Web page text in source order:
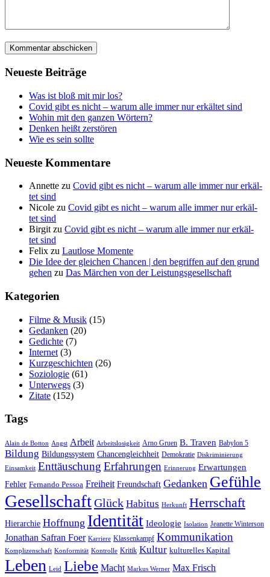
Neu­es­te Beiträge
Was ist bloß mit mir los?
Covid gibt es nicht – war­um alle immer nur erkäl­tet sind
Wohin mit den gan­zen Wörtern?
Den­ken heißt zerstören
Wie es sein sollte
Neu­es­te Kommentare
Annette zu Covid gibt es nicht – war­um alle immer nur erkäl­
tet sind
Nicole zu Covid gibt es nicht – war­um alle immer nur erkäl­
tet sind
Birgit zu Covid gibt es nicht – war­um alle immer nur erkäl­
tet sind
Felix zu Laut­lo­se Momente
Die Idee der gleichen Chancen | den begriffen auf den grund
gehen zu Das Mär­chen von der Leistungsgesellschaft
Kate­go­rien
Filme & Musik (15)
Gedanken (20)
Gedichte (7)
Internet (3)
Kurzgeschichten (26)
Soziologie (61)
Unterwegs (3)
Zitate (152)
Tags
Alain de Botton Angst Arbeit Arbeitslosigkeit Arno Gruen B. Traven Babylon 5
Bildung Bildungssystem Chancengleichheit Demokratie Diskriminierung
Einsamkeit Enttäuschung Erfahrungen Erinnerung Erwartungen
Fehler Fernando Pessoa Freiheit Freundschaft Gedanken Gefühle
GesellschaftGlück Habitus Herkunft Herrschaft
Hierarchie Hoffnung Identität Ideologie Isolation Jeanette Winterson
Jonathan Safran Foer Karriere Klassenkampf Kommunikation
Komplizenschaft Konformität Kontrolle Kritik Kultur kulturelles Kapital
Leben Leid Liebe Macht Markus Werner Max Frisch